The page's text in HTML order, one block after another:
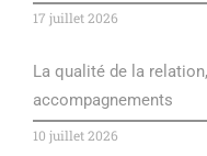
17 juillet 2026
La qualité de la
accompagnements
10 juillet 2026